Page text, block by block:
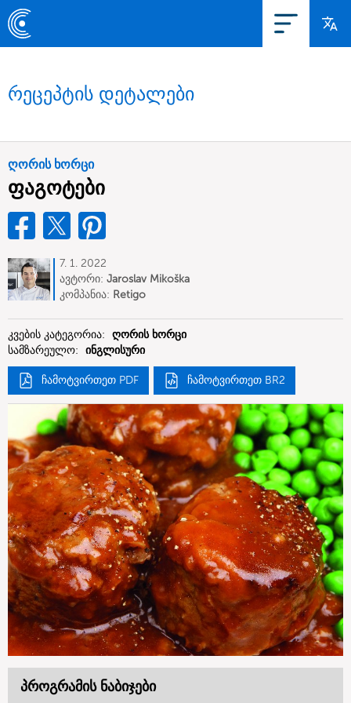
რეცეპტის დეტალები
ღორის ხორცი
ფაგოტები
7. 1. 2022
ავტორი: Jaroslav Mikoška
კომპანია: Retigo
კვების კატეგორია: ღორის ხორცი
სამზარეულო: ინგლისური
ჩამოტვირთეთ PDF ჩამოტვირთეთ BR2
პროგრამის ნაბიჯები